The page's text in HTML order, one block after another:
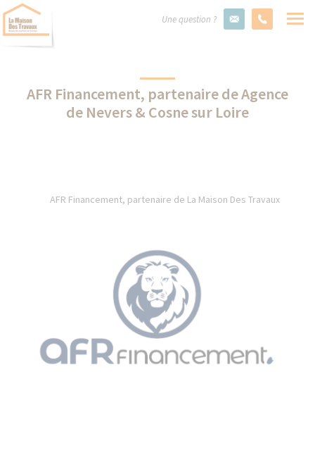
Une question ?
AFR Financement, partenaire de Agence
de Nevers & Cosne sur Loire
AFR Financement, partenaire de La Maison Des Travaux